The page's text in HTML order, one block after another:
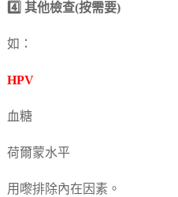
4️⃣ 其他檢查(按需要)
如：
HPV
血糖
荷爾蒙水平
用嚟排除內在因素。